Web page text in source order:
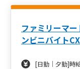
ファミリーマ
ンビニバイト
[日勤｜夕勤]時